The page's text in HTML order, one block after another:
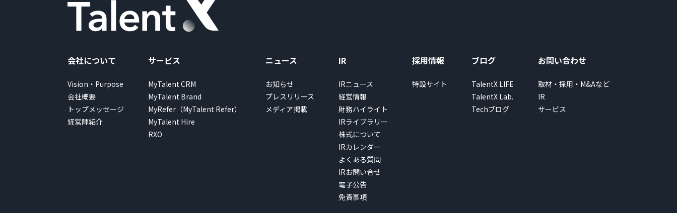
会社について
Vision・Purpose
会社概要
トップメッセージ
経営陣紹介
サービス
MyTalent CRM
MyTalent Brand
MyRefer（MyTalent Refer）
MyTalent Hire
RXO
ニュース
お知らせ
プレスリリース
メディア掲載
IR
IRニュース
経営情報
財務ハイライト
IRライブラリー
株式について
IRカレンダー
よくある質問
IRお問い合せ
電子公告
免責事項
採用情報
特設サイト
ブログ
TalentX LIFE
TalentX Lab.
Techブログ
お問い合わせ
取材・採用・M&Aなど
IR
サービス